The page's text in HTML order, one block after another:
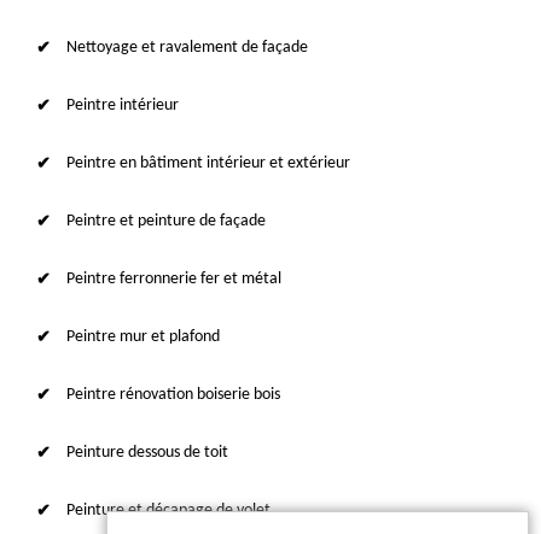
Nettoyage et ravalement de façade
Peintre intérieur
Peintre en bâtiment intérieur et extérieur
Peintre et peinture de façade
Peintre ferronnerie fer et métal
Peintre mur et plafond
Peintre rénovation boiserie bois
Peinture dessous de toit
Peinture et décapage de volet